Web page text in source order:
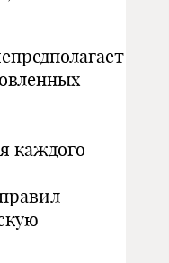
каждого